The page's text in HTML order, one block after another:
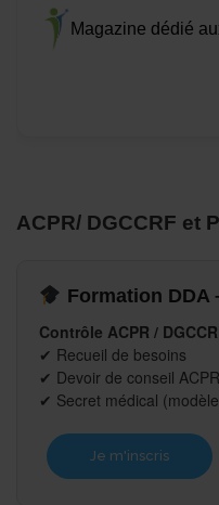
Magazine dédié
ACPR/ DGCCRF et
Formation DDA
Contrôle ACPR /
✔ Recueil de besoins
✔ Devoir de conseil ACPR
✔ Secret médical
Je m'inscris